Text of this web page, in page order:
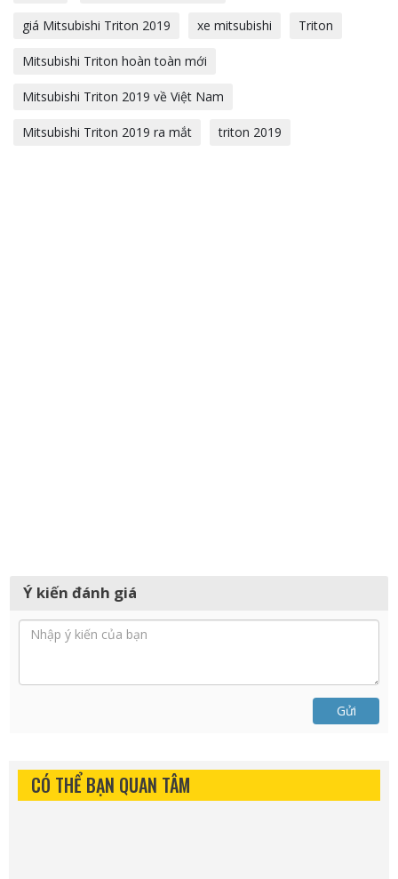
giá Mitsubishi Triton 2019 xe mitsubishi Triton
Mitsubishi Triton hoàn toàn mới
Mitsubishi Triton 2019 về Việt Nam
Mitsubishi Triton 2019 ra mắt triton 2019
Ý kiến đánh giá
Gửi
CÓ THỂ BẠN QUAN TÂM